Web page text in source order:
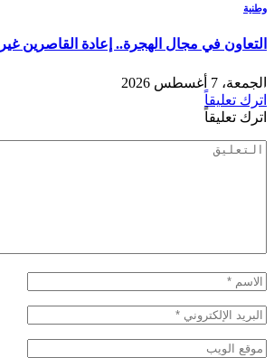
وطنية
التعاون في مجال الهجرة.. إعادة القاصرين
الجمعة، 7 أغسطس 2026
اترك تعليقاً
اترك تعليقاً